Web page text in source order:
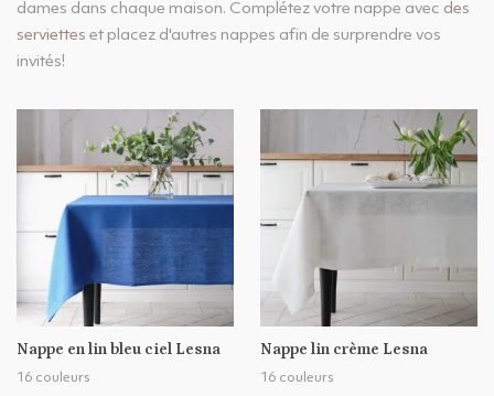
dames dans chaque maison. Complétez votre nappe avec des
serviettes et placez d'autres nappes afin de surprendre vos
invités!
Nappe en lin bleu ciel Lesna
16 couleurs
Nappe lin crème Lesna
16 couleurs